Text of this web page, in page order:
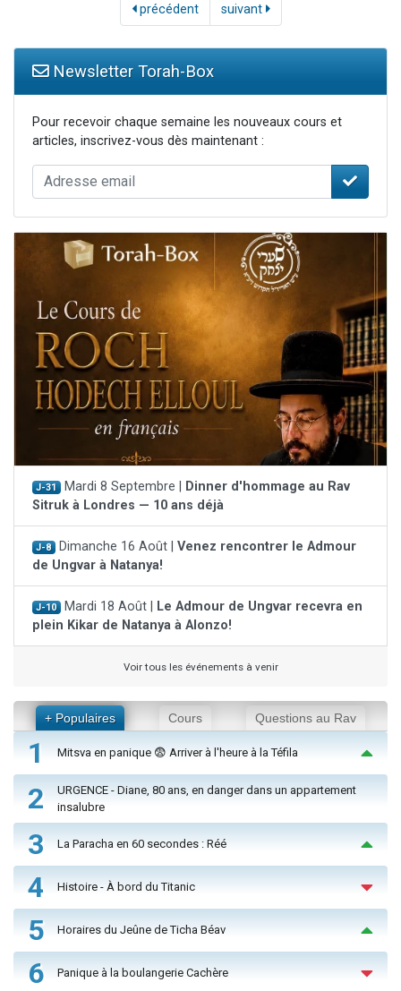
précédent suivant
Newsletter Torah-Box
Pour recevoir chaque semaine les nouveaux cours et
articles, inscrivez-vous dès maintenant :
J-31 Mardi 8 Septembre |
Dinner d'hommage au Rav
Sitruk à Londres — 10 ans déjà
J-8 Dimanche 16 Août | Venez rencontrer le Admour
de Ungvar à Natanya!
J-10 Mardi 18 Août |
Le Admour de Ungvar recevra en
plein Kikar de Natanya à Alonzo!
Voir tous les événements à venir
+ Populaires Cours Questions au Rav
1 Mitsva en panique 😨 Arriver à l'heure à la Téfila
2
URGENCE - Diane, 80 ans, en danger dans un appartement
insalubre
3 La Paracha en 60 secondes : Réé
4 Histoire - À bord du Titanic
5 Horaires du Jeûne de Ticha Béav
6 Panique à la boulangerie Cachère